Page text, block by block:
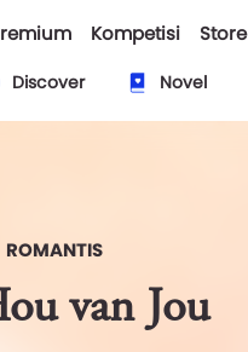
Kompetisi Store
Discover Novel
ROMANTIS
van Jou